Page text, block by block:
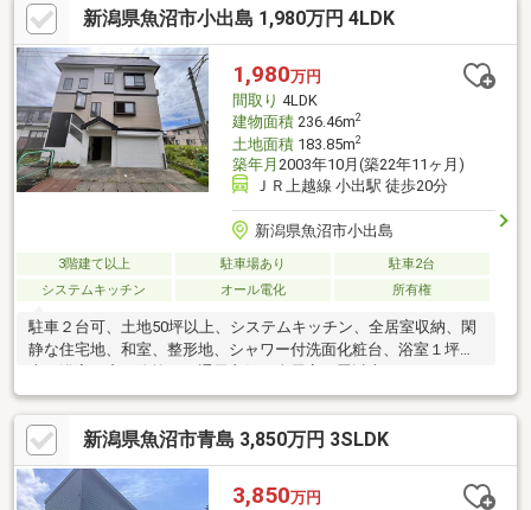
新潟県魚沼市小出島 1,980万円 4LDK
1,980万円
間取り 4LDK
建物面積236.46m2
土地面積183.85m2
築年月 2003年10月(築22年11ヶ月)
ＪＲ上越線 小出駅 徒歩20分
新潟県魚沼市小出島
3階建て以上 駐車場あり
駐車2台
システムキッチン
オール電化 所有権
駐車２台可、土地50坪以上、システムキッチン、全居室収納、閑
静な住宅地、和室、整形地、シャワー付洗面化粧台、浴室１坪以
ングヒーター、３階建以上、平坦地
新潟県魚沼市青島 3,850万円 3SLDK
3,850万円